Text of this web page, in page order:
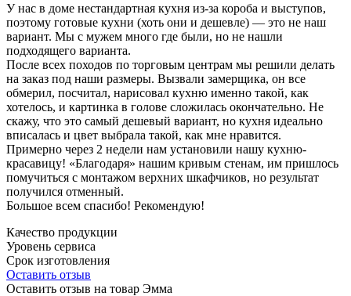
У нас в доме нестандартная кухня из-за короба и выступов,
поэтому готовые кухни (хоть они и дешевле) — это не наш
вариант. Мы с мужем много где были, но не нашли
подходящего варианта.
После всех походов по торговым центрам мы решили делать
на заказ под наши размеры. Вызвали замерщика, он все
обмерил, посчитал, нарисовал кухню именно такой, как
хотелось, и картинка в голове сложилась окончательно. Не
скажу, что это самый дешевый вариант, но кухня идеально
вписалась и цвет выбрала такой, как мне нравится.
Примерно через 2 недели нам установили нашу кухню-
красавицу! «Благодаря» нашим кривым стенам, им пришлось
помучиться с монтажом верхних шкафчиков, но результат
получился отменный.
Большое всем спасибо! Рекомендую!
Качество продукции
Уровень сервиса
Срок изготовления
Оставить отзыв
Оставить отзыв на товар Эмма